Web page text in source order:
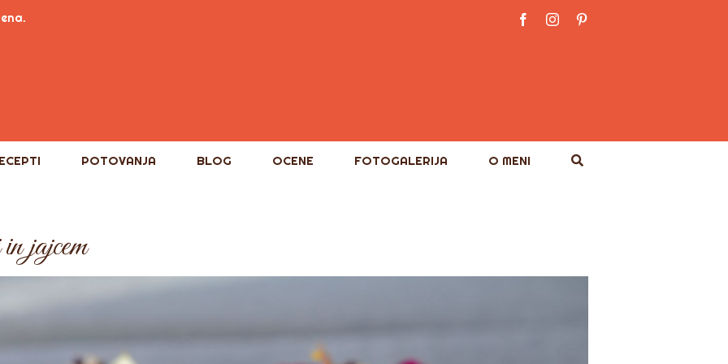
FacebookInstagram
POTOVANJA BLOG OCENE FOTOGALERIJA O MENI
jajcem